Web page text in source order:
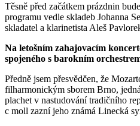
Těsně před začátkem prázdnin
programu vedle skladeb Johanna
skladatel a klarinetista Aleš
Na letošním zahajovacím
spojeného s barokním
Předně jsem přesvědčen, že
filharmonickým sborem Brno,
plachet v nastudování tradičního
c moll zazní jeho známá Linecká